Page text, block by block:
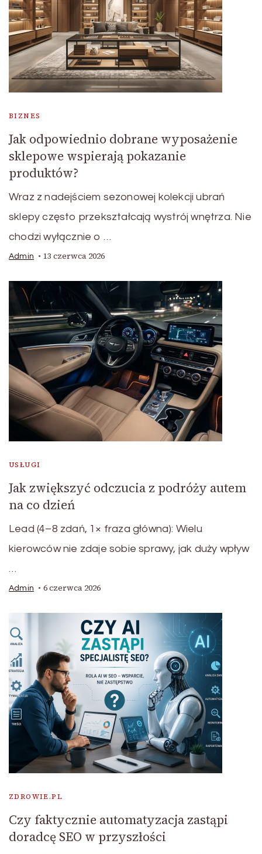
BIZNES
Jak odpowiednio dobrane wyposażenie
sklepowe wspierają pokazanie
produktów?
Wraz z nadejściem sezonowej kolekcji ubrań
sklepy często przekształcają wystrój wnętrza. Nie
chodzi wyłącznie o …
Admin 13 czerwca 2026
USŁUGI
Jak zwiększyć odczucia z podróży autem
na co dzień
Lead (4–8 zdań, 1× fraza główna): Wielu
kierowców nie zdaje sobie sprawy, jak duży wpływ
…
Admin 6 czerwca 2026
ZDROWIE.PL
Czy faktycznie automatyzacja zastąpi
doradcę SEO w przyszłości